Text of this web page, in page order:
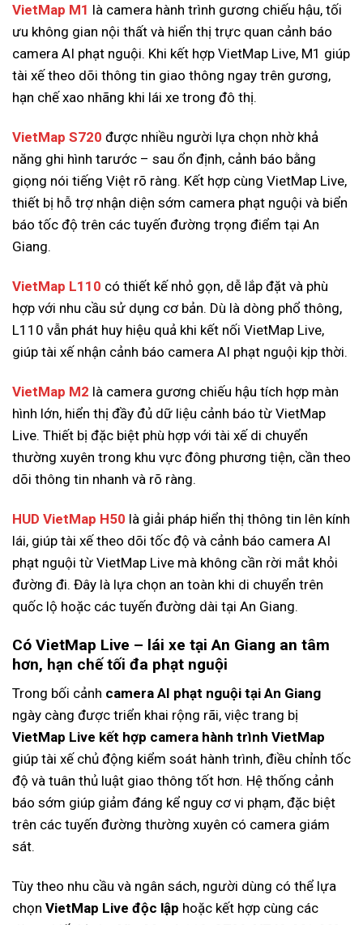
VietMap M1 là camera hành trình gương chiếu hậu, tối
ưu không gian nội thất và hiển thị trực quan cảnh báo
camera AI phạt nguội. Khi kết hợp VietMap Live, M1 giúp
tài xế theo dõi thông tin giao thông ngay trên gương,
hạn chế xao nhãng khi lái xe trong đô thị.
VietMap S720 được nhiều người lựa chọn nhờ khả
năng ghi hình tarước – sau ổn định, cảnh báo bằng
giọng nói tiếng Việt rõ ràng. Kết hợp cùng VietMap Live,
thiết bị hỗ trợ nhận diện sớm camera phạt nguội và biển
báo tốc độ trên các tuyến đường trọng điểm tại An
Giang.
VietMap L110 có thiết kế nhỏ gọn, dễ lắp đặt và phù
hợp với nhu cầu sử dụng cơ bản. Dù là dòng phổ thông,
L110 vẫn phát huy hiệu quả khi kết nối VietMap Live,
giúp tài xế nhận cảnh báo camera AI phạt nguội kịp thời.
VietMap M2 là camera gương chiếu hậu tích hợp màn
hình lớn, hiển thị đầy đủ dữ liệu cảnh báo từ VietMap
Live. Thiết bị đặc biệt phù hợp với tài xế di chuyển
thường xuyên trong khu vực đông phương tiện, cần theo
dõi thông tin nhanh và rõ ràng.
HUD VietMap H50 là giải pháp hiển thị thông tin lên kính
lái, giúp tài xế theo dõi tốc độ và cảnh báo camera AI
phạt nguội từ VietMap Live mà không cần rời mắt khỏi
đường đi. Đây là lựa chọn an toàn khi di chuyển trên
quốc lộ hoặc các tuyến đường dài tại An Giang.
Có VietMap Live – lái xe tại An Giang an tâm
hơn, hạn chế tối đa phạt nguội
Trong bối cảnh camera AI phạt nguội tại An Giang
ngày càng được triển khai rộng rãi, việc trang bị
VietMap Live kết hợp camera hành trình VietMap
giúp tài xế chủ động kiểm soát hành trình, điều chỉnh tốc
độ và tuân thủ luật giao thông tốt hơn. Hệ thống cảnh
báo sớm giúp giảm đáng kể nguy cơ vi phạm, đặc biệt
trên các tuyến đường thường xuyên có camera giám
sát.
Tùy theo nhu cầu và ngân sách, người dùng có thể lựa
chọn VietMap Live độc lập hoặc kết hợp cùng các